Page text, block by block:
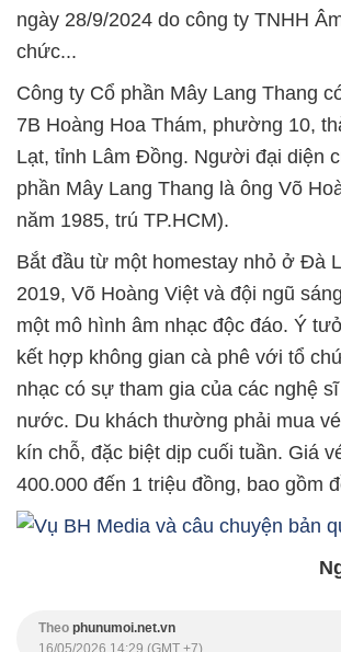
ngày 28/9/2024 do công ty TNHH
chức...
Công ty Cổ phần Mây Lang Thang
7B Hoàng Hoa Thám, phường 10,
Lạt, tỉnh Lâm Đồng. Người đại diện
phần Mây Lang Thang là ông Võ
năm 1985, trú TP.HCM).
Bắt đầu từ một homestay nhỏ ở Đà
2019, Võ Hoàng Việt và đội ngũ
một mô hình âm nhạc độc đáo. Ý
kết hợp không gian cà phê với tổ
nhạc có sự tham gia của các nghệ
nước. Du khách thường phải mua
kín chỗ, đặc biệt dịp cuối tuần. Giá
400.000 đến 1 triệu đồng, bao gồm
Theo phunumoi.net.vn
16/05/2026 14:29 (GMT +7)